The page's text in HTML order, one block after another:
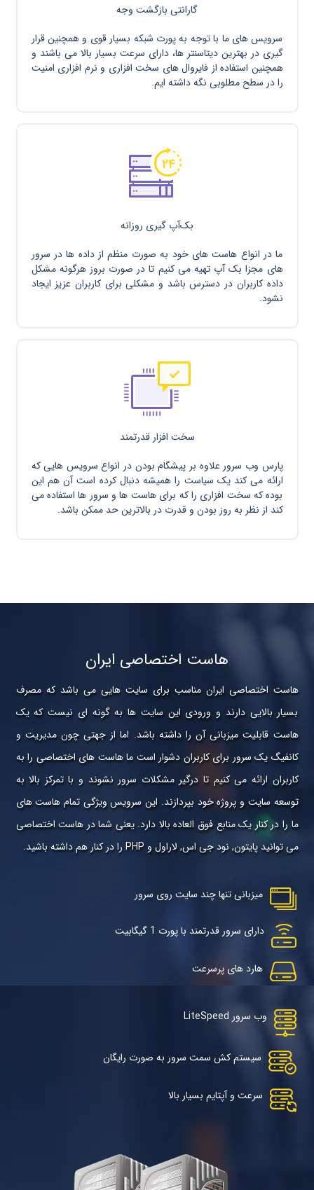
گارانتی بازگشت وجه
سرویس های ما با توجه به پورت شبکه بسیار قوی و همچنین قرار
گیری در بهترین دیتاسنتر ها، دارای سرعت بسیار بالا می باشند و
همچنین استفاده از فایروال های سخت افزاری و نرم افزاری امنیت
را در سطح مطلوبی نگه داشته ایم.
بک‌آپ گیری روزانه
ما در انواع هاست های خود به صورت منظم از داده ها در سرور
های مجزا بک آپ تهیه می کنیم تا در صورت بروز هرگونه مشکل
داده کاربران در دسترس باشد و مشکلی برای کاربران عزیز ایجاد
نشود.
سخت افزار قدرتمند
پارس وب سرور علاوه بر پیشگام بودن در انواع سرویس هایی که
ارائه می کند یک سیاست را همیشه دنبال کرده است آن هم این
بوده که سخت افزاری را که برای هاست ها و سرور ها استفاده می
کند از نظر به روز بودن و قدرت در بالاترین حد ممکن باشد.
هاست اختصاصی ایران
هاست اختصاصی ایران مناسب برای سایت هایی می باشد که مصرف
بسیار بالایی دارند و ورودی این سایت ها به گونه ای نیست که یک
هاست قابلیت میزبانی آن را داشته باشد. اما از جهتی چون مدیریت و
کانفیگ یک سرور برای کاربران دشوار است ما هاست های اختصاصی را به
کاربران ارائه می کنیم تا درگیر مشکلات سرور نشوند و با تمرکز بالا به
توسعه سایت و پروژه خود بپردازند. این سرویس ویژگی تمام هاست های
ما را در کنار یک منابع فوق العاده بالا دارد. یعنی شما در هاست اختصاصی
می توانید پایتون, نود جی اس, لاراول و PHP را در کنار هم داشته باشید.
میزبانی تنها چند سایت روی سرور
دارای سرور قدرتمند با پورت 1 گیگابیت
هارد های پرسرعت
وب سرور LiteSpeed
سیستم کش سمت سرور به صورت رایگان
سرعت و آپتایم بسیار بالا